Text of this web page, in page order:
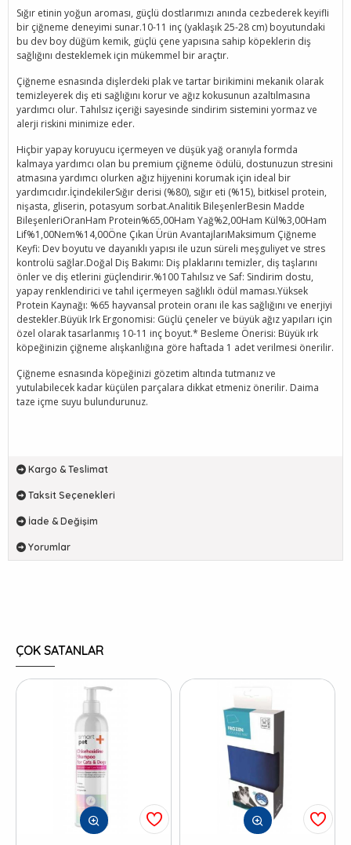
Sığır etinin yoğun aroması, güçlü dostlarımızı anında cezbederek keyifli
bir çiğneme deneyimi sunar.10-11 inç (yaklaşık 25-28 cm) boyutundaki
bu dev boy düğüm kemik, güçlü çene yapısına sahip köpeklerin diş
sağlığını desteklemek için mükemmel bir araçtır.
Çiğneme esnasında dişlerdeki plak ve tartar birikimini mekanik olarak
temizleyerek diş eti sağlığını korur ve ağız kokusunun azaltılmasına
yardımcı olur. Tahılsız içeriği sayesinde sindirim sistemini yormaz ve
alerji riskini minimize eder.
Hiçbir yapay koruyucu içermeyen ve düşük yağ oranıyla formda
kalmaya yardımcı olan bu premium çiğneme ödülü, dostunuzun stresini
atmasına yardımcı olurken ağız hijyenini korumak için ideal bir
yardımcıdır.İçindekilerSığır derisi (%80), sığır eti (%15), bitkisel protein,
nişasta, gliserin, potasyum sorbat.Analitik BileşenlerBesin Madde
BileşenleriOranHam Protein%65,00Ham Yağ%2,00Ham Kül%3,00Ham
Lif%1,00Nem%14,00Öne Çıkan Ürün AvantajlarıMaksimum Çiğneme
Keyfi: Dev boyutu ve dayanıklı yapısı ile uzun süreli meşguliyet ve stres
kontrolü sağlar.Doğal Diş Bakımı: Diş plaklarını temizler, diş taşlarını
önler ve diş etlerini güçlendirir.%100 Tahılsız ve Saf: Sindirim dostu,
yapay renklendirici ve tahıl içermeyen sağlıklı ödül maması.Yüksek
Protein Kaynağı: %65 hayvansal protein oranı ile kas sağlığını ve enerjiyi
destekler.Büyük Irk Ergonomisi: Güçlü çeneler ve büyük ağız yapıları için
özel olarak tasarlanmış 10-11 inç boyut.* Besleme Önerisi: Büyük ırk
köpeğinizin çiğneme alışkanlığına göre haftada 1 adet verilmesi önerilir.
Çiğneme esnasında köpeğinizi gözetim altında tutmanız ve
yutulabilecek kadar küçülen parçalara dikkat etmeniz önerilir. Daima
taze içme suyu bulundurunuz.
Kargo & Teslimat
Taksit Seçenekleri
İade & Değişim
Yorumlar
ÇOK SATANLAR